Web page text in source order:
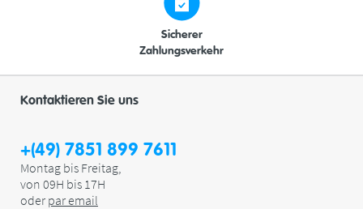
Sicherer
Zahlungsverkehr
Kontaktieren Sie uns
+(49) 7851 899 7611
Montag bis Freitag,
von 09H bis 17H
oder paremail